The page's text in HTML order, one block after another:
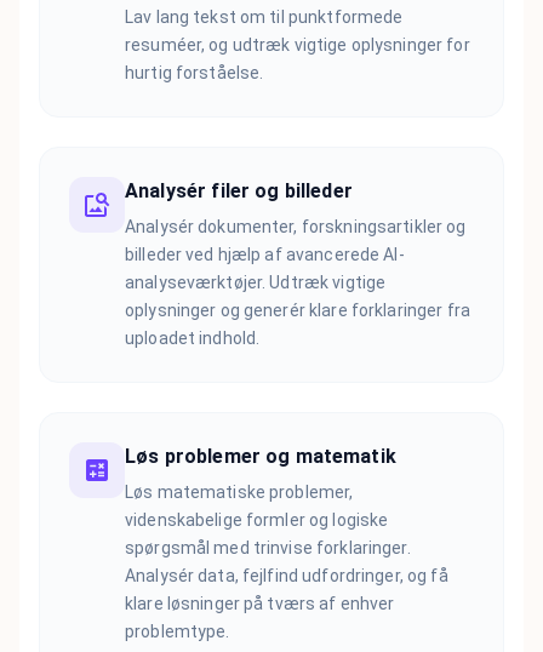
Lav lang tekst om til punktformede
resuméer, og udtræk vigtige oplysninger for
hurtig forståelse.
Analysér filer og billeder
Analysér dokumenter, forskningsartikler og
billeder ved hjælp af avancerede AI-
analyseværktøjer. Udtræk vigtige
oplysninger og generér klare forklaringer fra
uploadet indhold.
Løs problemer og matematik
Løs matematiske problemer,
videnskabelige formler og logiske
spørgsmål med trinvise forklaringer.
Analysér data, fejlfind udfordringer, og få
klare løsninger på tværs af enhver
problemtype.